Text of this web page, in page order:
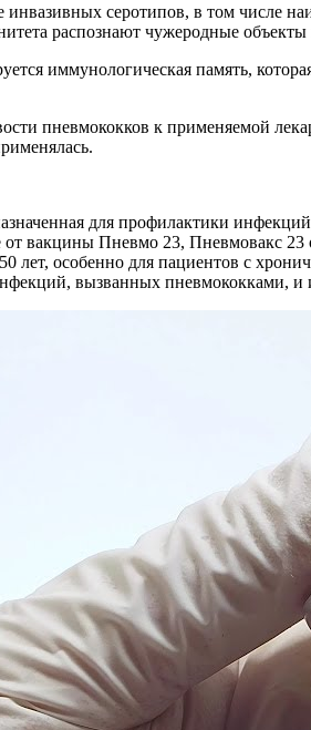
серотипов, в том числе
распознают чужеродные
иммунологическая память,
пневмококков к применяемой
для профилактики
вакцины Пневмо 23, Пневмовакс
лет, особенно для пациентов с
вызванных пневмококками,